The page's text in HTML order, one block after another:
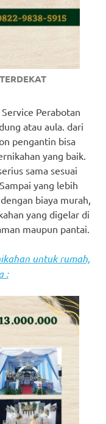
Perabotan
atau aula. dari
pengantin bisa
yang baik.
sama sesuai
yang lebih
biaya murah,
yang digelar di
maupun pantai.
untuk rumah,
: